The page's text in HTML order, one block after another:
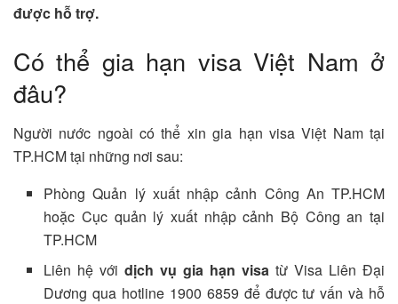
được hỗ trợ.
Có thể gia hạn visa Việt Nam ở
đâu?
Người nước ngoài có thể xin gia hạn visa Việt Nam tại
TP.HCM tại những nơi sau:
Phòng Quản lý xuất nhập cảnh Công An TP.HCM
hoặc Cục quản lý xuất nhập cảnh Bộ Công an tại
TP.HCM
Liên hệ vớidịch vụ gia hạn visatừ Visa Liên Đại
Dương qua hotline 1900 6859 để được tư vấn và hỗ